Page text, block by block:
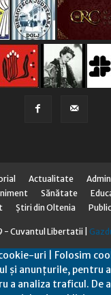
Actualitate
Sănătate
Știri din Oltenia
Cuvantul Libertatii |
uri | Folosim
și anunțurile, pentru
a analiza traficul. De